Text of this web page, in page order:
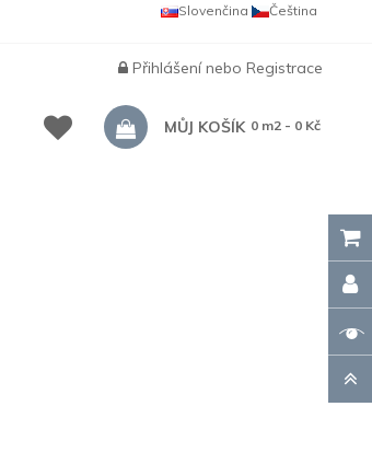
Čeština
Slovenčina
Přihlášenínebo Registrace
MŮJ KOŠÍK 0 m2 - 0 Kč